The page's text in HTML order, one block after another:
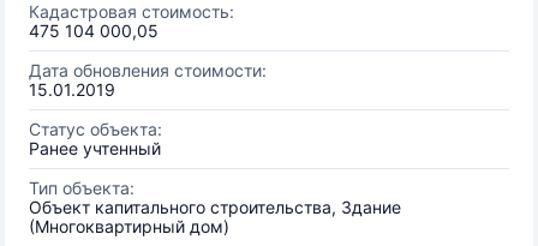
Кадастровая стоимость:
475 104 000,05
Дата обновления стоимости:
15.01.2019
Статус объекта:
Ранее учтенный
Тип объекта:
Объект капитального строительства, Здание
(Многоквартирный дом)